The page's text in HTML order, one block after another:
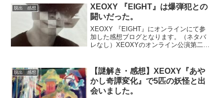
雰囲気を知りたい方にお勧めの記事で
す。
脱出 感想
XEOXY 『EIGHT』は爆弾犯との
闘いだった。
XEOXY 『EIGHT』にオンラインにて参
加した感想ブログとなります。（ネタバ
レなし）XEOXYのオンライン公演第二
脱出 感想
【謎解き・感想】XEOXY『あや
かし奇譚変化』で5匹の妖怪と出
会いました。